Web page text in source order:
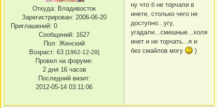
Откуда: Владивосток
Зарегистрирован: 2006-06-20
Приглашений: 0
Сообщений: 1627
Пол: Женский
Возраст: 63 [1962-12-28]
Провел на форуме:
2 дня 16 часов
Последний визит:
2012-05-14 03:11:06
ну что б не торчали в
инете, столько чего не
доступно...угу,
инет и не торчать...я и
без смайлов могу
)